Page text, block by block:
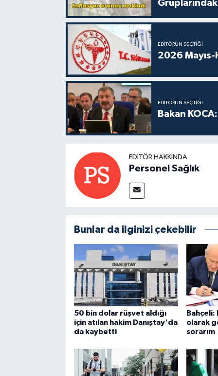
EDITÖRÜN SEÇTIĞI
2026 Mayıs-
EDITÖRÜN SEÇTIĞI
Bakan
EDITÖR HAKKINDA
Personel Sağlık
Bunlar da ilginizi çekebilir
50 bin dolar rüşvet aldığı
için atılan hakim Danıştay'da
da kaybetti
olarak
sorarım